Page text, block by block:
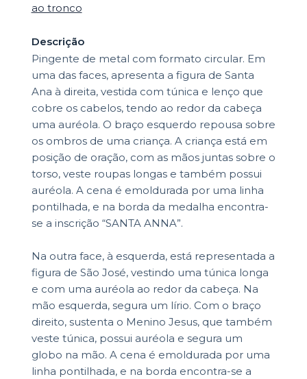
ao tronco
Descrição
Pingente de metal com formato circular. Em
uma das faces, apresenta a figura de Santa
Ana à direita, vestida com túnica e lenço que
cobre os cabelos, tendo ao redor da cabeça
uma auréola. O braço esquerdo repousa sobre
os ombros de uma criança. A criança está em
posição de oração, com as mãos juntas sobre o
torso, veste roupas longas e também possui
auréola. A cena é emoldurada por uma linha
pontilhada, e na borda da medalha encontra-
se a inscrição “SANTA ANNA”.
Na outra face, à esquerda, está representada a
figura de São José, vestindo uma túnica longa
e com uma auréola ao redor da cabeça. Na
mão esquerda, segura um lírio. Com o braço
direito, sustenta o Menino Jesus, que também
veste túnica, possui auréola e segura um
globo na mão. A cena é emoldurada por uma
linha pontilhada, e na borda encontra-se a